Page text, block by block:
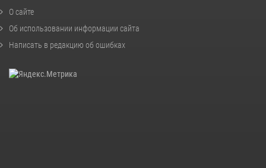
О сайте
Об использовании информации сайта
Написать в редакцию об ошибках